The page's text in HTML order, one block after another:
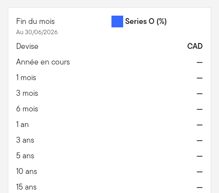
Fin du mois
Au 30/06/2026
Series O (%)
Devise
CAD
Année en cours
—
1 mois
—
3 mois
—
6 mois
—
1 an
—
3 ans
—
5 ans
—
10 ans
—
15 ans
—